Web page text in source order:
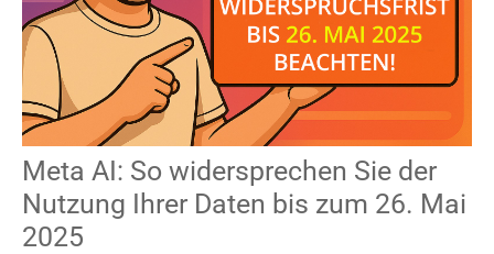
Meta AI: So widersprechen Sie der
Nutzung Ihrer Daten bis zum 26. Mai
2025